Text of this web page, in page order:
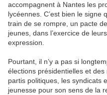
accompagnent à Nantes les
lycéennes. C’est bien le signe
train de se rompre, un pacte
jeunes, dans l’exercice de
expression.
Pourtant, il n’y a pas si
élections présidentielles et
partis politiques, les syndicats
jeunesse pour son sens de la